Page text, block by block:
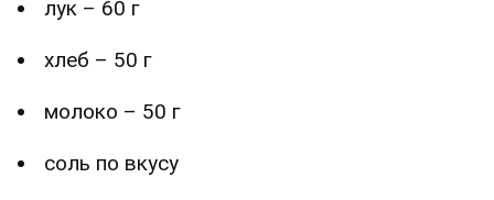
лук – 60 г
хлеб – 50 г
молоко – 50 г
соль по вкусу